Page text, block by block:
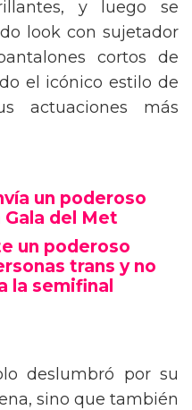
y luego se
look con sujetador
cortos de
el icónico estilo de
actuaciones más
un poderoso
del Met
un poderoso
trans y no
la semifinal
deslumbró por su
sino que también